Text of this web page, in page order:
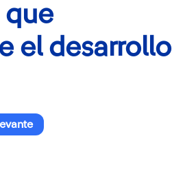
el desarrollo